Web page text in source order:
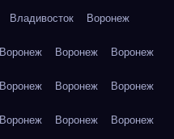
Владивосток Воронеж
Воронеж Воронеж Воронеж
Воронеж Воронеж Воронеж
Воронеж Воронеж Воронеж